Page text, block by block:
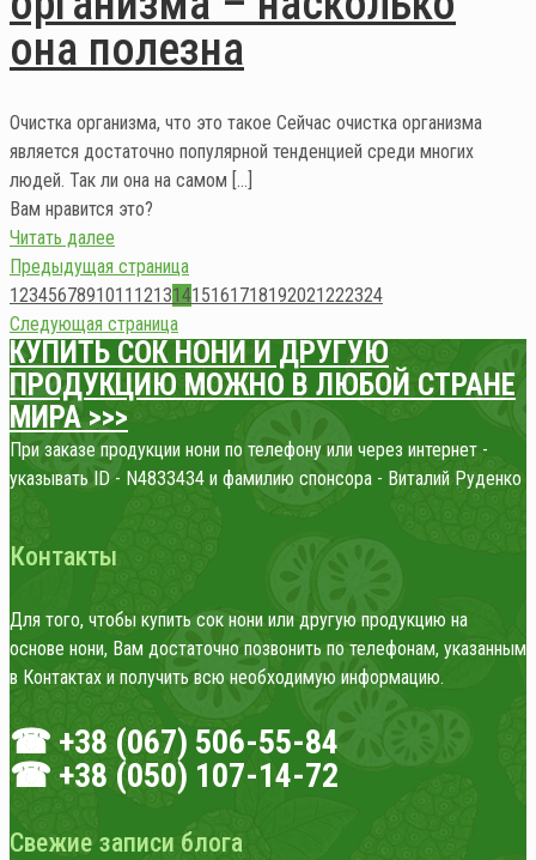
она полезна
Очистка организма, что это такое Сейчас очистка организма
является достаточно популярной тенденцией среди многих
людей. Так ли она на самом […]
Вам нравится это?
Читать далее
Предыдущая страница
1234567891011 12131415161718192021222324
Следующая страница
КУПИТЬ СОК НОНИ И ДРУГУЮ
ПРОДУКЦИЮ МОЖНО В ЛЮБОЙ СТРАНЕ
МИРА >>>
При заказе продукции нони по телефону или через интернет -
указывать ID - N4833434 и фамилию спонсора - Виталий Руденко
Контакты
Для того, чтобы купить сок нони или другую продукцию на
основе нони, Вам достаточно позвонить по телефонам, указанным
в Контактах и получить всю необходимую информацию.
☎ +38 (067) 506-55-84
☎ +38 (050) 107-14-72
Свежие записи блога